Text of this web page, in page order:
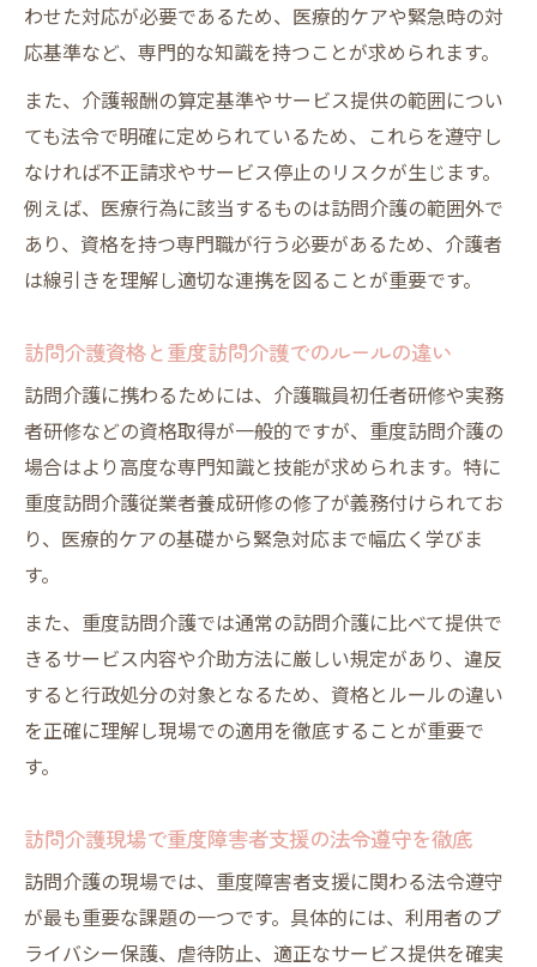
わせた対応が必要であるため、医療的ケアや緊急時の対
応基準など、専門的な知識を持つことが求められます。
また、介護報酬の算定基準やサービス提供の範囲につい
ても法令で明確に定められているため、これらを遵守し
なければ不正請求やサービス停止のリスクが生じます。
例えば、医療行為に該当するものは訪問介護の範囲外で
あり、資格を持つ専門職が行う必要があるため、介護者
は線引きを理解し適切な連携を図ることが重要です。
訪問介護資格と重度訪問介護でのルールの違い
訪問介護に携わるためには、介護職員初任者研修や実務
者研修などの資格取得が一般的ですが、重度訪問介護の
場合はより高度な専門知識と技能が求められます。特に
重度訪問介護従業者養成研修の修了が義務付けられてお
り、医療的ケアの基礎から緊急対応まで幅広く学びま
す。
また、重度訪問介護では通常の訪問介護に比べて提供で
きるサービス内容や介助方法に厳しい規定があり、違反
すると行政処分の対象となるため、資格とルールの違い
を正確に理解し現場での適用を徹底することが重要で
す。
訪問介護現場で重度障害者支援の法令遵守を徹底
訪問介護の現場では、重度障害者支援に関わる法令遵守
が最も重要な課題の一つです。具体的には、利用者のプ
ライバシー保護、虐待防止、適正なサービス提供を確実